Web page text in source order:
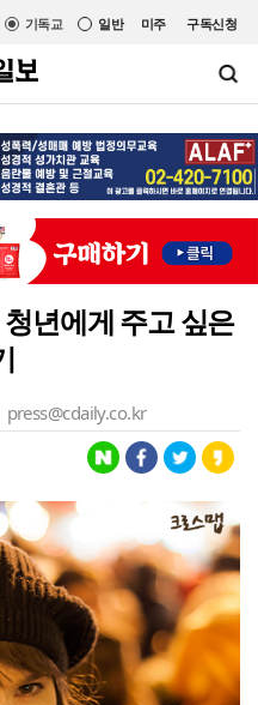
미주 구독신청
일반
기독교
년에게 주고 싶은
press@cdaily.co.kr